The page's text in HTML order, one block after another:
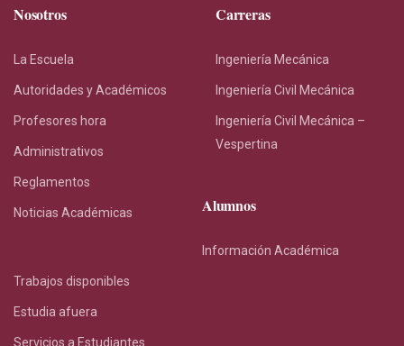
Nosotros
La Escuela
Autoridades y Académicos
Profesores hora
Administrativos
Reglamentos
Noticias Académicas
Carreras
Ingeniería Mecánica
Ingeniería Civil Mecánica
Ingeniería Civil Mecánica –
Vespertina
Alumnos
Información Académica
Trabajos disponibles
Estudia afuera
Servicios a Estudiantes